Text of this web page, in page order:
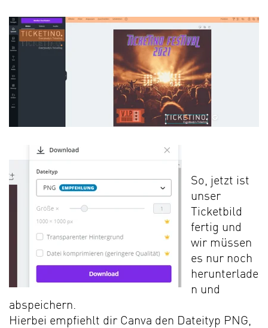
So, jetzt ist
unser
Ticketbild
fertig und
wir müssen
es nur noch
herunterlade
n und
abspeichern.
Hierbei empfiehlt dir Canva den Dateityp PNG,